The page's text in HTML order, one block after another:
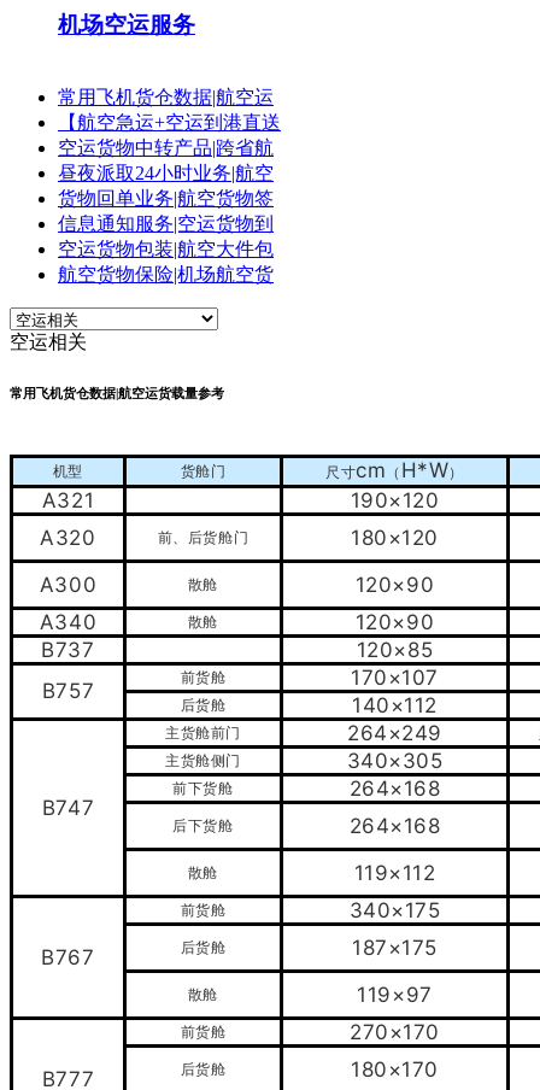
机场空运服务
常用飞机货仓数据|航空运
【航空急运+空运到港直送
空运货物中转产品|跨省航
昼夜派取24小时业务|航空
货物回单业务|航空货物签
信息通知服务|空运货物到
空运货物包装|航空大件包
航空货物保险|机场航空货
空运相关
常用飞机货仓数据|航空运货载量参考
机型 货舱门 尺寸cm （ H*W）
A321
190×120
A320
前、后货舱门
180×120
A300
散舱
120×90
A340
散舱
120×90
B737
120×85
B757
前货舱 170×107
后货舱 140×112
B747
主货舱前门 264×249
主货舱侧门
340×305
前下货舱 264×168
后下货舱 264×168
散舱 119×112
B767
前货舱 340×175
后货舱 187×175
散舱 119×97
B777
前货舱 270×170
后货舱 180×170